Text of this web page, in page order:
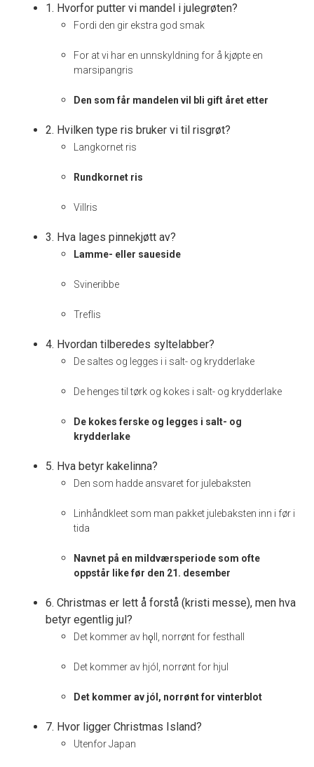
1. Hvorfor putter vi mandel i julegrøten?
Fordi den gir ekstra god smak
For at vi har en unnskyldning for å kjøpte en
marsipangris
Den som får mandelen vil bli gift året etter
2. Hvilken type ris bruker vi til risgrøt?
Langkornet ris
Rundkornet ris
Villris
3. Hva lages pinnekjøtt av?
Lamme- eller saueside
Svineribbe
Treflis
4. Hvordan tilberedes syltelabber?
De saltes og legges i i salt- og krydderlake
De henges til tørk og kokes i salt- og krydderlake
De kokes ferske og legges i salt- og
krydderlake
5. Hva betyr kakelinna?
Den som hadde ansvaret for julebaksten
Linhåndkleet som man pakket julebaksten inn i før i
tida
Navnet på en mildværsperiode som ofte
oppstår like før den 21. desember
6. Christmas er lett å forstå (kristi messe), men hva
betyr egentlig jul?
Det kommer av hǫll, norrønt for festhall
Det kommer av hjól, norrønt for hjul
Det kommer av jól, norrønt for vinterblot
7. Hvor ligger Christmas Island?
Utenfor Japan